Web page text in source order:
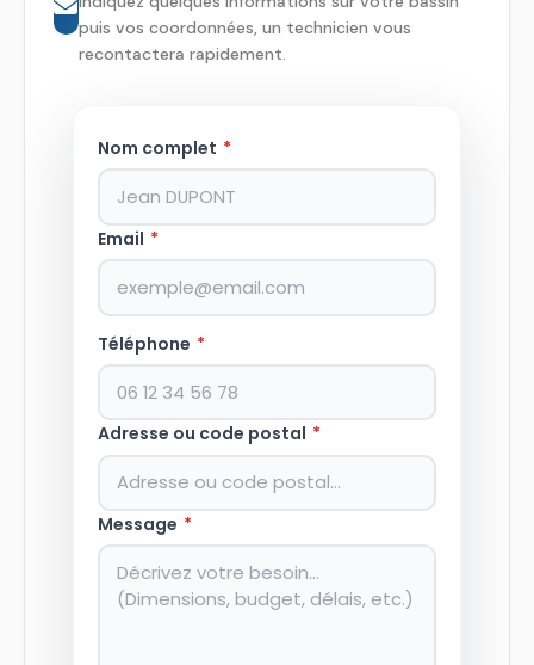
puis vos coordonnées, un technicien vous
recontactera rapidement.
Nom complet *
Email *
Téléphone *
Adresse ou code postal *
Message *